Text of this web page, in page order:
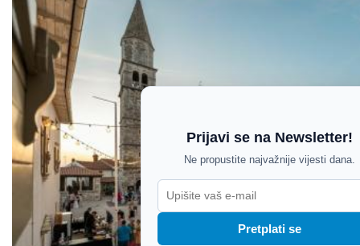
Prijavi se na Newsletter!
Ne propustite najvažnije vijesti dana.
Pretplati se